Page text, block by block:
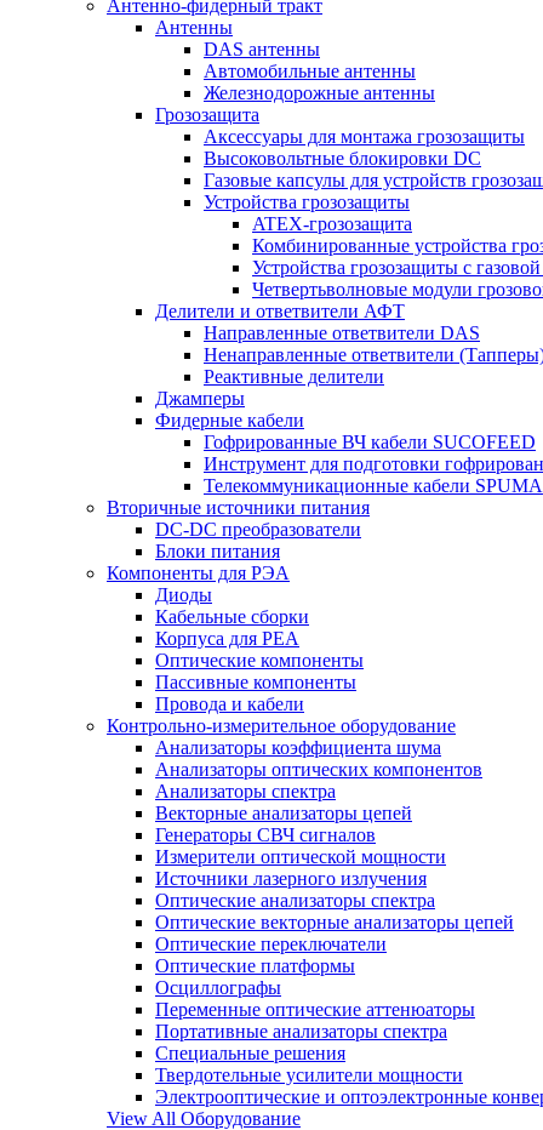
Антенно-фидерный тракт
Антенны
DAS антенны
Автомобильные антенны
Железнодорожные антенны
Грозозащита
Аксессуары для монтажа грозозащиты
Высоковольтные блокировки DC
Газовые капсулы для устройств
Устройства грозозащиты
ATEX-грозозащита
Комбинированные устройства
Устройства грозозащиты с
Четвертьволновые модули
Делители и ответвители АФТ
Направленные ответвители DAS
Ненаправленные ответвители
Реактивные делители
Джамперы
Фидерные кабели
Гофрированные ВЧ кабели SUCOFEED
Инструмент для подготовки
Телекоммуникационные кабели SPUMA
Вторичные источники питания
DC-DC преобразователи
Блоки питания
Компоненты для РЭА
Диоды
Кабельные сборки
Корпуса для РЕА
Оптические компоненты
Пассивные компоненты
Провода и кабели
Контрольно-измерительное оборудование
Анализаторы коэффициента шума
Анализаторы оптических компонентов
Анализаторы спектра
Векторные анализаторы цепей
Генераторы СВЧ сигналов
Измерители оптической мощности
Источники лазерного излучения
Оптические анализаторы спектра
Оптические векторные анализаторы цепей
Оптические переключатели
Оптические платформы
Осциллографы
Переменные оптические аттенюаторы
Портативные анализаторы спектра
Специальные решения
Твердотельные усилители мощности
Электрооптические и оптоэлектронные
View All Оборудование